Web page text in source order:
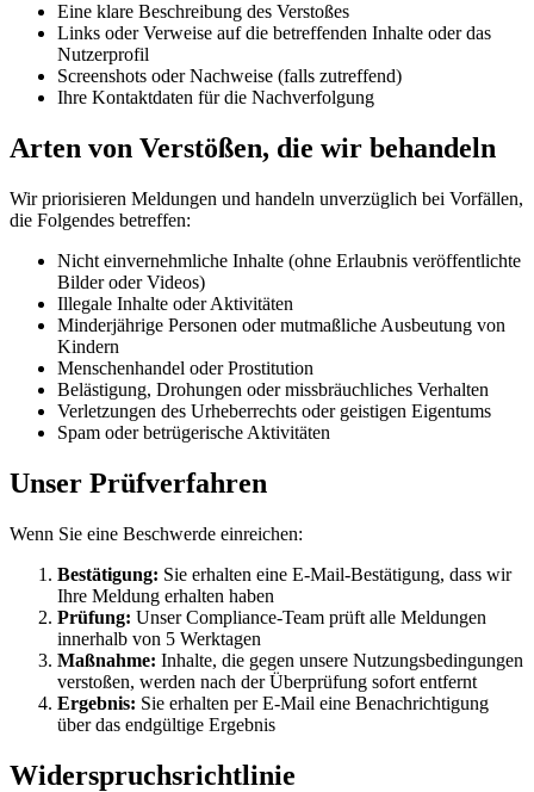
Eine klare Beschreibung des Verstoßes
Links oder Verweise auf die betreffenden Inhalte oder das
Nutzerprofil
Screenshots oder Nachweise (falls zutreffend)
Ihre Kontaktdaten für die Nachverfolgung
Arten von Verstößen, die wir behandeln
Wir priorisieren Meldungen und handeln unverzüglich bei Vorfällen,
die Folgendes betreffen:
Nicht einvernehmliche Inhalte (ohne Erlaubnis veröffentlichte
Bilder oder Videos)
Illegale Inhalte oder Aktivitäten
Minderjährige Personen oder mutmaßliche Ausbeutung von
Kindern
Menschenhandel oder Prostitution
Belästigung, Drohungen oder missbräuchliches Verhalten
Verletzungen des Urheberrechts oder geistigen Eigentums
Spam oder betrügerische Aktivitäten
Unser Prüfverfahren
Wenn Sie eine Beschwerde einreichen:
Bestätigung: Sie erhalten eine E-Mail-Bestätigung, dass wir
Ihre Meldung erhalten haben
Prüfung: Unser Compliance-Team prüft alle Meldungen
innerhalb von 5 Werktagen
Maßnahme: Inhalte, die gegen unsere Nutzungsbedingungen
verstoßen, werden nach der Überprüfung sofort entfernt
Ergebnis: Sie erhalten per E-Mail eine Benachrichtigung
über das endgültige Ergebnis
Widerspruchsrichtlinie